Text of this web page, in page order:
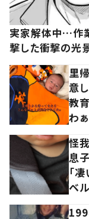
実家解体中…作
撃した衝撃の光
里
意
教
わ
怪
息
「
ベル